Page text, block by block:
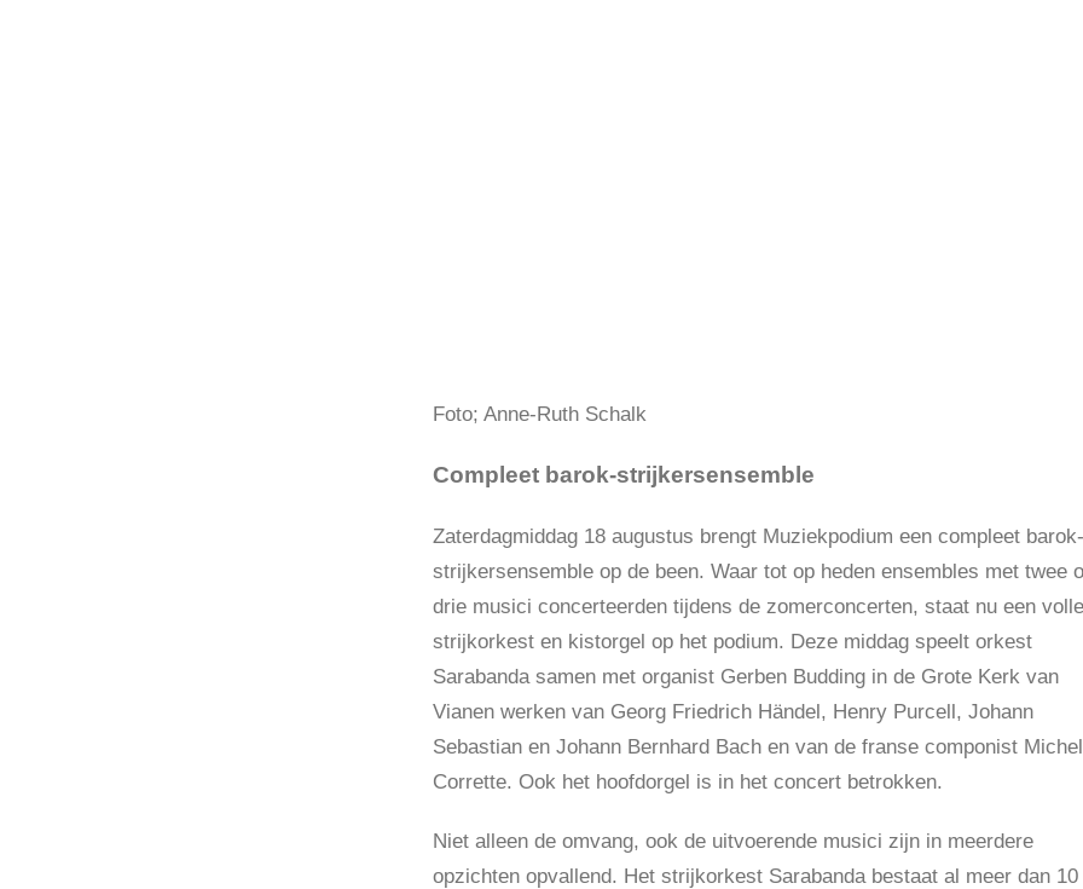
Foto; Anne-Ruth Schalk
Compleet barok-strijkersensemble
Zaterdagmiddag 18 augustus brengt Muziekpodium een compleet barok-
strijkersensemble op de been. Waar tot op heden ensembles met twee
drie musici concerteerden tijdens de zomerconcerten, staat nu een
strijkorkest en kistorgel op het podium. Deze middag speelt orkest
Sarabanda samen met organist Gerben Budding in de Grote Kerk van
Vianen werken van Georg Friedrich Händel, Henry Purcell, Johann
Sebastian en Johann Bernhard Bach en van de franse componist Michel
Corrette. Ook het hoofdorgel is in het concert betrokken.
Niet alleen de omvang, ook de uitvoerende musici zijn in meerdere
opzichten opvallend. Het strijkorkest Sarabanda bestaat al meer dan 10